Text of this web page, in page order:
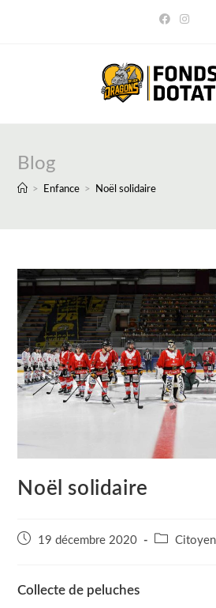
Blog
> Enfance > Noël solidaire
Noël solidaire
Publication
19 décembre 2020
Post
Collecte de peluches